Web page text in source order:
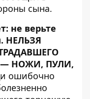
сына.
не верьте
НЕЛЬЗЯ
НОЖИ, ПУЛИ,
ошибочно